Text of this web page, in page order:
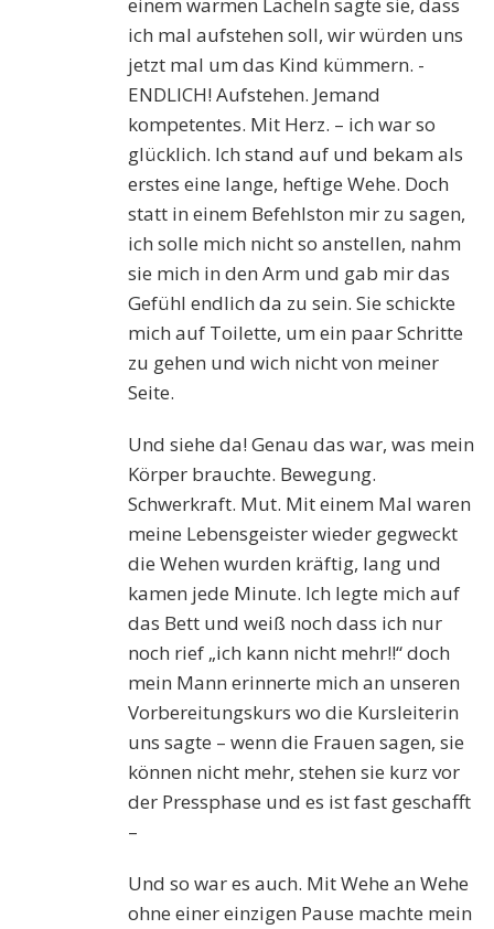
einem warmen Lächeln sagte sie, dass
ich mal aufstehen soll, wir würden uns
jetzt mal um das Kind kümmern. -
ENDLICH! Aufstehen. Jemand
kompetentes. Mit Herz. – ich war so
glücklich. Ich stand auf und bekam als
erstes eine lange, heftige Wehe. Doch
statt in einem Befehlston mir zu sagen,
ich solle mich nicht so anstellen, nahm
sie mich in den Arm und gab mir das
Gefühl endlich da zu sein. Sie schickte
mich auf Toilette, um ein paar Schritte
zu gehen und wich nicht von meiner
Seite.
Und siehe da! Genau das war, was mein
Körper brauchte. Bewegung.
Schwerkraft. Mut. Mit einem Mal waren
meine Lebensgeister wieder gegweckt
die Wehen wurden kräftig, lang und
kamen jede Minute. Ich legte mich auf
das Bett und weiß noch dass ich nur
noch rief „ich kann nicht mehr!!“ doch
mein Mann erinnerte mich an unseren
Vorbereitungskurs wo die Kursleiterin
uns sagte – wenn die Frauen sagen, sie
können nicht mehr, stehen sie kurz vor
der Pressphase und es ist fast geschafft
–
Und so war es auch. Mit Wehe an Wehe
ohne einer einzigen Pause machte mein